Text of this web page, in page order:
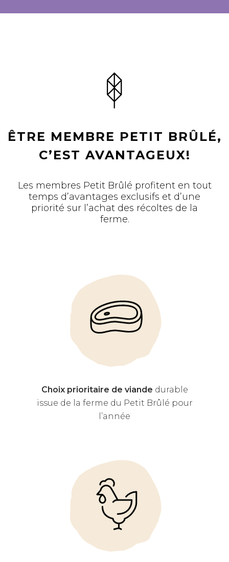
ÊTRE MEMBRE PETIT BRÛLÉ,
C’EST AVANTAGEUX!
Les membres Petit Brûlé profitent en tout
temps d’avantages exclusifs et d’une
priorité sur l’achat des récoltes de la
ferme.
Choix prioritaire de viande durable
issue de la ferme du Petit Brûlé pour
l’année